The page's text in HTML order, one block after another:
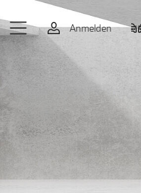
Zum Hauptinhalt springen
Anmelden